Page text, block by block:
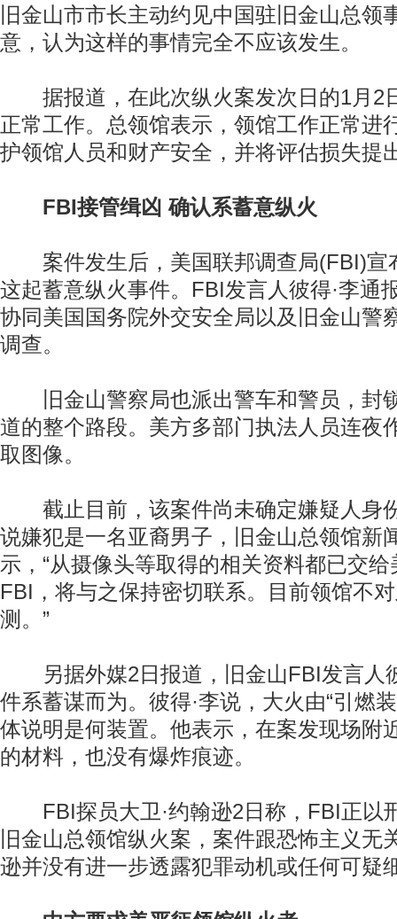
旧金山市市长主动约见中国驻旧金山总领
意，认为这样的事情完全不应该发生。
据报道，在此次纵火案发次日的1月2
正常工作。总领馆表示，领馆工作正常进
护领馆人员和财产安全，并将评估损失提
FBI接管缉凶 确认系蓄意纵火
案件发生后，美国联邦调查局(FBI)宣
这起蓄意纵火事件。FBI发言人彼得·李通
协同美国国务院外交安全局以及旧金山警
调查。
旧金山警察局也派出警车和警员，封
道的整个路段。美方多部门执法人员连夜
取图像。
截止目前，该案件尚未确定嫌疑人身
说嫌犯是一名亚裔男子，旧金山总领馆新
示，“从摄像头等取得的相关资料都已交
FBI，将与之保持密切联系。目前领馆不
测。”
另据外媒2日报道，旧金山FBI发言人
件系蓄谋而为。彼得·李说，大火由“引燃
体说明是何装置。他表示，在案发现场附
的材料，也没有爆炸痕迹。
FBI探员大卫·约翰逊2日称，FBI正以
旧金山总领馆纵火案，案件跟恐怖主义无
逊并没有进一步透露犯罪动机或任何可疑